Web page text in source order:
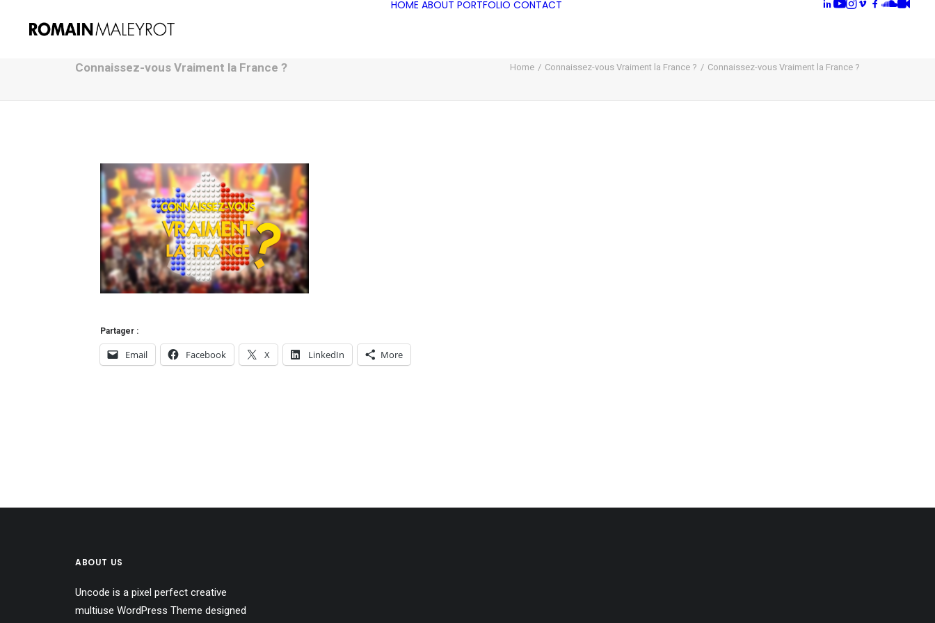
HOME ABOUT PORTFOLIO CONTACT
Connaissez-vous Vraiment la France ? Home Connaissez-vous Vraiment la France ? Connaissez-vous Vraiment la France ?
Partager :
Email Facebook X LinkedIn More
ABOUT US
Uncode is a pixel perfect creative
multiuse WordPress Theme designed